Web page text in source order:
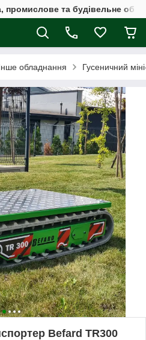
промислове та будівельне
обладнання Гусеничний
Befard TR300